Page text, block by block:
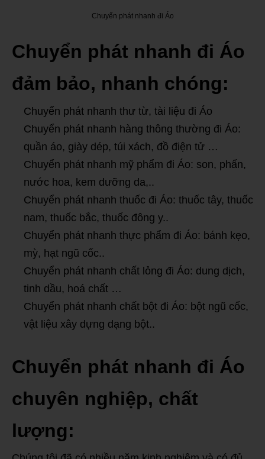
Chuyển phát nhanh đi Áo
Chuyển phát nhanh đi Áo
đảm bảo, nhanh chóng:
Chuyển phát nhanh thư từ, tài liệu đi Áo
Chuyển phát nhanh hàng thông thường đi Áo:
quần áo, giày dép, túi xách, đồ điện tử …
Chuyển phát nhanh mỹ phẩm đi Áo: son, phấn,
nước hoa, kem dưỡng da,..
Chuyển phát nhanh thuốc đi Áo: thuốc tây, thuốc
nam, thuốc bắc, thuốc đông y..
Chuyển phát nhanh thực phẩm đi Áo: bánh kẹo,
mỳ, hạt ngũ cốc..
Chuyển phát nhanh chất lỏng đi Áo: dung dịch,
tinh dầu, hoá chất …
Chuyển phát nhanh chất bột đi Áo: bột ngũ cốc,
vật liệu xây dựng dạng bột..
Chuyển phát nhanh đi Áo
chuyên nghiệp, chất
lượng: